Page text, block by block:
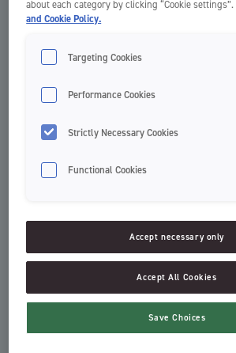
Szczoteczki do zębów dla
dzieci
about each category by clicking “Cookie settings”.
and Cookie Policy.
Targeting Cookies
Performance Cookies
Strictly Necessary Cookies
Functional Cookies
Accept necessary only
Accept All Cookies
Save Choices